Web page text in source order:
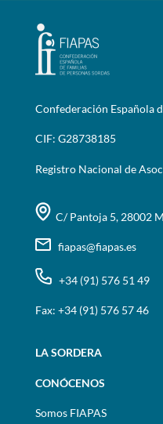
Confederación Española
CIF: G28738185
Registro Nacional de
C/ Pantoja 5, 28002
fiapas@fiapas.es
+34 (91) 576 51 49
Fax: +34 (91) 576 57 46
LA SORDERA
CONÓCENOS
Somos FIAPAS